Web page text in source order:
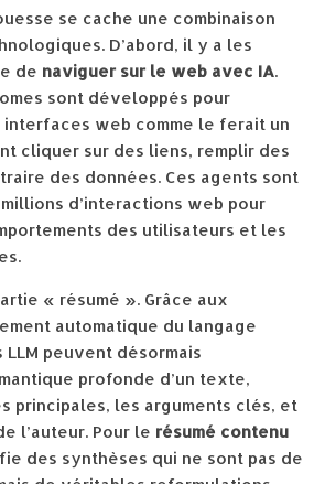
se cache une combinaison
D’abord, il y a les
de naviguer sur le web avec IA.
sont développés pour
web comme le ferait un
cliquer sur des liens, remplir des
des données. Ces agents sont
d’interactions web pour
des utilisateurs et les
« résumé ». Grâce aux
automatique du langage
LLM peuvent désormais
profonde d’un texte,
principales, les arguments clés, et
l’auteur. Pour le résumé contenu
des synthèses qui ne sont pas de